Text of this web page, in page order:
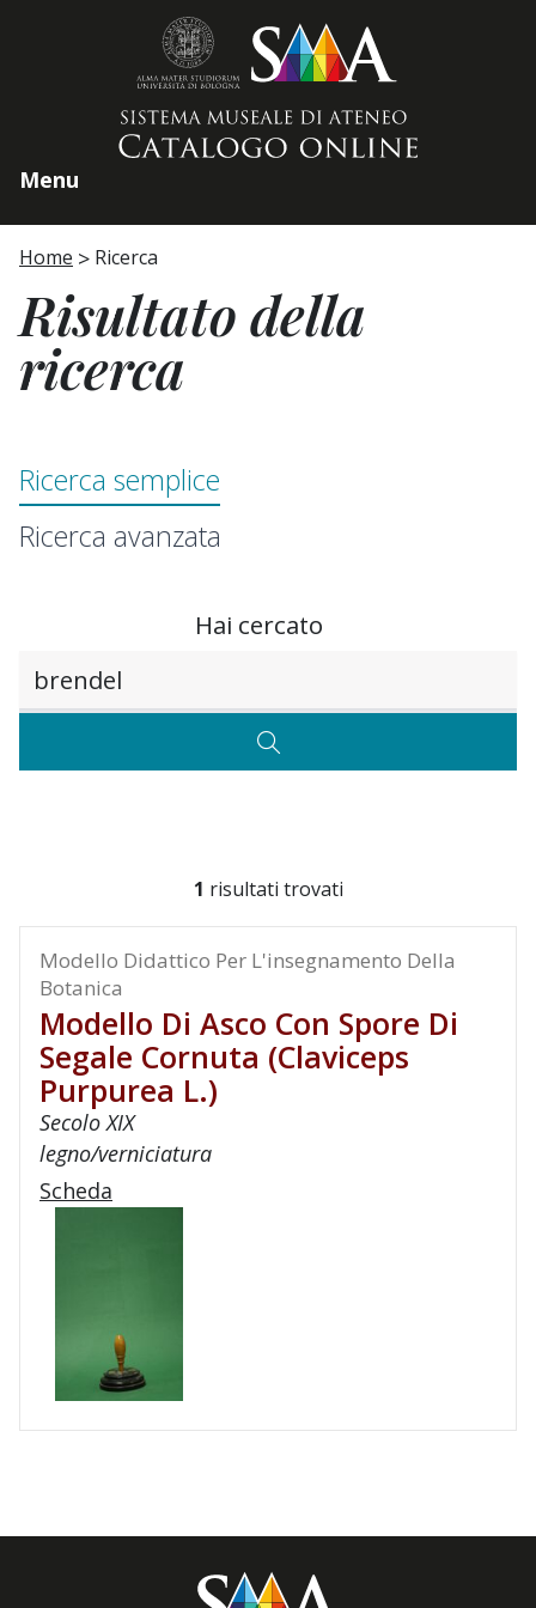
Menu
Home Ricerca
Risultato della
ricerca
Ricerca semplice
Ricerca avanzata
Hai cercato
CERCA
1 risultati trovati
Modello Didattico Per L'insegnamento Della
Botanica
Modello Di Asco Con Spore Di
Segale Cornuta (Claviceps
Purpurea L.)
Secolo XIX
legno/verniciatura
Scheda